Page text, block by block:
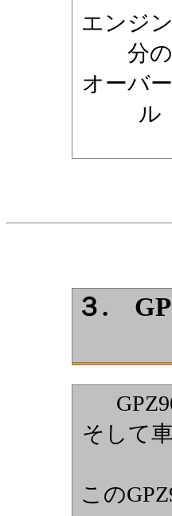
エンジ
分の
オーバ
ル
３.
そして
この